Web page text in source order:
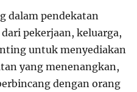
dalam pendekatan
pekerjaan, keluarga,
untuk menyediakan
yang menenangkan,
dengan orang